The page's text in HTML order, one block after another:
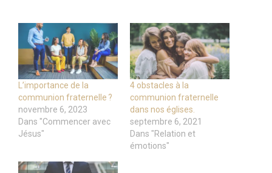
L’importance de la
communion fraternelle ?
novembre 6, 2023
Dans "Commencer avec
Jésus"
4 obstacles à la
communion fraternelle
dans nos églises.
septembre 6, 2021
Dans "Relation et
émotions"